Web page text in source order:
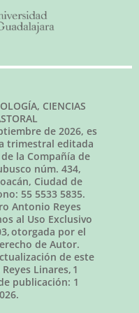
CIENCIAS
de 2026, es
trimestral editada
la Compañía de
núm. 434,
Ciudad de
55 5533 5835.
Antonio Reyes
al Uso Exclusivo
otorgada por el
de Autor.
de este
Linares, 1
publicación: 1